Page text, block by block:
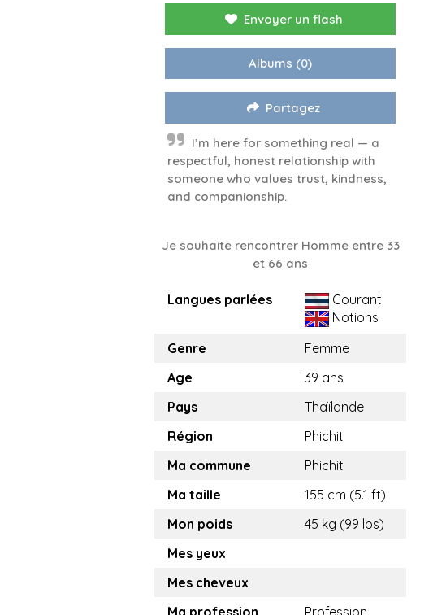
Envoyer un flash
Albums (0)
Partagez
I’m here for something real — a
respectful, honest relationship with
someone who values trust, kindness,
and companionship.
Je souhaite rencontrer Homme entre 33
et 66 ans
Langues parlées
Courant
Notions
Genre
Femme
Age
39 ans
Pays
Thaïlande
Région
Phichit
Ma commune
Phichit
Ma taille
155 cm (5.1 ft)
Mon poids
45 kg (99 lbs)
Mes yeux
Mes cheveux